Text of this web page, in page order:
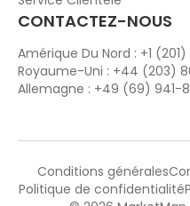
CONTACTEZ-NOUS
Amérique Du Nord : +1
Royaume-Uni : +44 (203)
Allemagne : +49 (69) 941-
Conditions générales
Politique de confidentialité